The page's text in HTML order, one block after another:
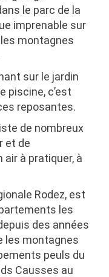
le parc de la
imprenable sur
montagnes
sur le jardin
piscine, c’est
reposantes.
de nombreux
et de
à pratiquer, à
Rodez, est
les
des années
les montagnes
peuls du
Causses au